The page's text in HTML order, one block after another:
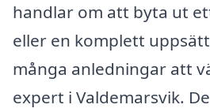
handlar om att byta ut
eller en komplett
många anledningar att
expert i Valdemarsvik.